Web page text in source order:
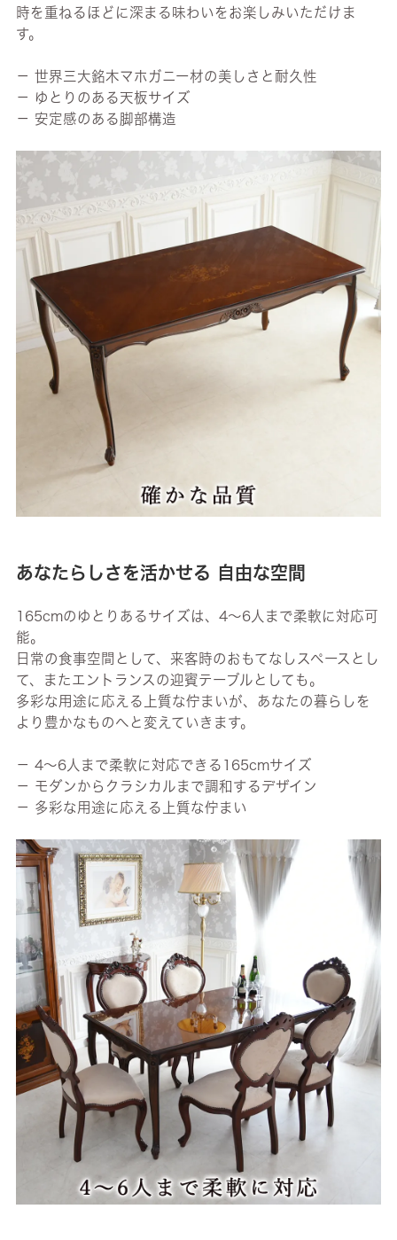
時を重ねるほどに深まる味わいをお楽しみいただけま
す。
－ 世界三大銘木マホガニー材の美しさと耐久性
－ ゆとりのある天板サイズ
－ 安定感のある脚部構造
あなたらしさを活かせる 自由な空間
165cmのゆとりあるサイズは、4～6人まで柔軟に対応可
能。
日常の食事空間として、来客時のおもてなしスペースとし
て、またエントランスの迎賓テーブルとしても。
多彩な用途に応える上質な佇まいが、あなたの暮らしを
より豊かなものへと変えていきます。
－ 4～6人まで柔軟に対応できる165cmサイズ
－ モダンからクラシカルまで調和するデザイン
－ 多彩な用途に応える上質な佇まい